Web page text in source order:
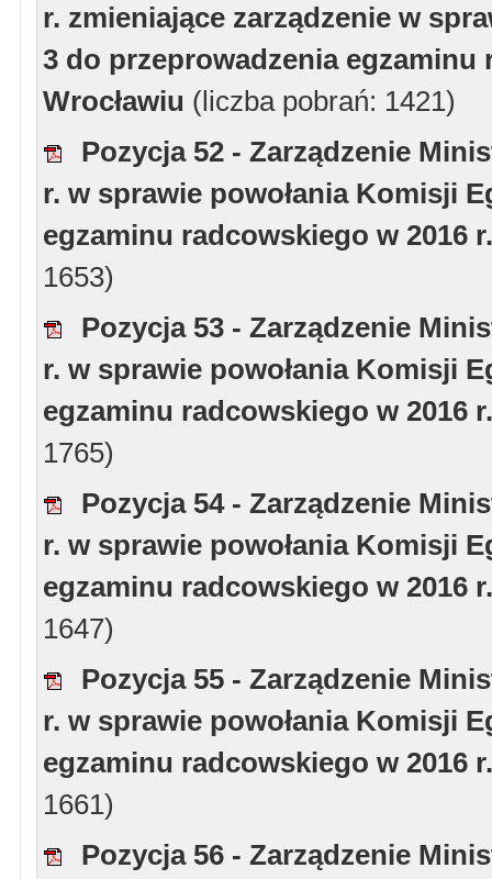
r. zmieniające zarządzenie w
3 do przeprowadzenia egzaminu
Wrocławiu (liczba pobrań: 1421)
Pozycja 52 - Zarządzenie
r. w sprawie powołania Komisji
egzaminu radcowskiego w 2016
1653)
Pozycja 53 - Zarządzenie
r. w sprawie powołania Komisji
egzaminu radcowskiego w 2016
1765)
Pozycja 54 - Zarządzenie
r. w sprawie powołania Komisji
egzaminu radcowskiego w 2016
1647)
Pozycja 55 - Zarządzenie
r. w sprawie powołania Komisji
egzaminu radcowskiego w 2016
1661)
Pozycja 56 - Zarządzenie